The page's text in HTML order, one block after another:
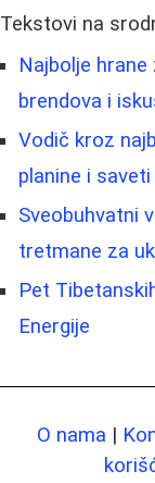
Tekstovi na
Najbolje
brendova i
Vodič kroz
planine i
Sveobuhvatni
tretmane za
Pet
Energije
O nama |